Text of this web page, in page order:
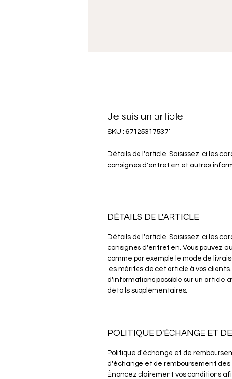
Je suis un article
SKU : 671253175371
Détails de l'article. Saisissez ici les
consignes d'entretien et autres
DÉTAILS DE L'ARTICLE
Détails de l'article. Saisissez ici les
consignes d'entretien. Vous pouvez
comme par exemple le mode de
les mérites de cet article à vos
d'informations possible sur un article
détails supplémentaires.
POLITIQUE D'ÉCHANGE ET
Politique d'échange et de
d'échange et de remboursement
Énoncez clairement vos conditions